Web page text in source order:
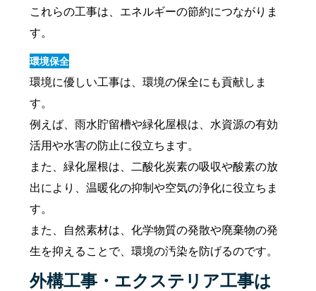
これらの工事は、エネルギーの節約につながりま
す。
環境保全
環境に優しい工事は、環境の保全にも貢献しま
す。
例えば、雨水貯留槽や緑化屋根は、水資源の有効
活用や水害の防止に役立ちます。
また、緑化屋根は、二酸化炭素の吸収や酸素の放
出により、温暖化の抑制や空気の浄化に役立ちま
す。
また、自然素材は、化学物質の発散や廃棄物の発
生を抑えることで、環境の汚染を防げるのです。
外構工事・エクステリア工事は